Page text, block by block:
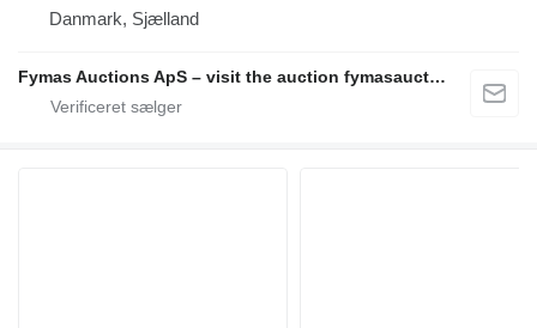
Danmark, Sjælland
Fymas Auctions ApS – visit the auction fymasauctions.dk